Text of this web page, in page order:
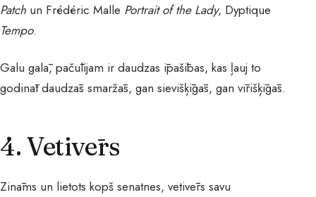
Patch un Frédéric Malle Portrait of the Lady, Dyptique
Tempo.
Galu galā, pačūlijam ir daudzas īpašības, kas ļauj to
godināt daudzās smaržās, gan sievišķīgās, gan vīrišķīgās.
4. Vetivērs
Zināms un lietots kopš senatnes, vetivērs savu